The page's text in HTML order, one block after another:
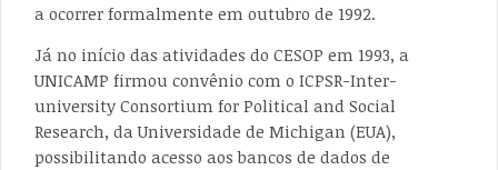
a ocorrer formalmente em outubro de 1992.
Já no início das atividades do CESOP em 1993, a
UNICAMP firmou convênio com o ICPSR-Inter-
university Consortium for Political and Social
Research, da Universidade de Michigan (EUA),
possibilitando acesso aos bancos de dados de